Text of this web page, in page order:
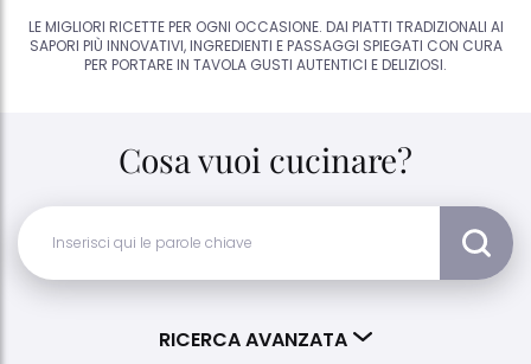
LE MIGLIORI RICETTE PER OGNI OCCASIONE. DAI PIATTI TRADIZIONALI AI
SAPORI PIÙ INNOVATIVI, INGREDIENTI E PASSAGGI SPIEGATI CON CURA
PER PORTARE IN TAVOLA GUSTI AUTENTICI E DELIZIOSI.
Cosa vuoi cucinare?
RICERCA AVANZATA